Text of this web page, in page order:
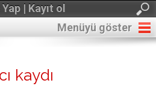
| Kayıt ol
Menüyü göster
kaydı